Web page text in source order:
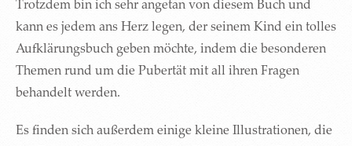
Trotzdem bin ich sehr angetan von diesem Buch und
kann es jedem ans Herz legen, der seinem Kind ein tolles
Aufklärungsbuch geben möchte, indem die besonderen
Themen rund um die Pubertät mit all ihren Fragen
behandelt werden.
Es finden sich außerdem einige kleine Illustrationen, die